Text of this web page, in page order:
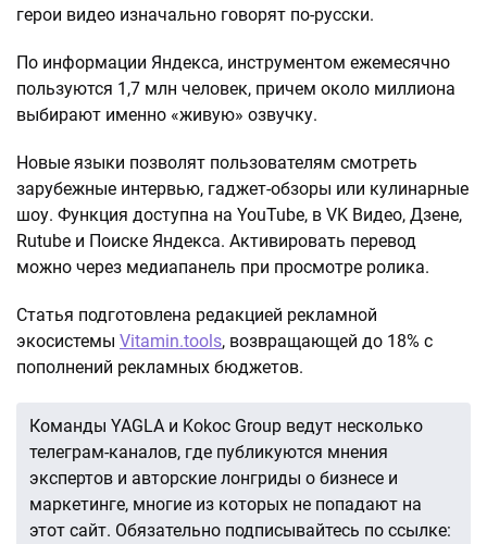
герои видео изначально говорят по-русски.
По информации Яндекса, инструментом ежемесячно
пользуются 1,7 млн человек, причем около миллиона
выбирают именно «живую» озвучку.
Новые языки позволят пользователям смотреть
зарубежные интервью, гаджет-обзоры или кулинарные
шоу. Функция доступна на YouTube, в VK Видео, Дзене,
Rutube и Поиске Яндекса. Активировать перевод
можно через медиапанель при просмотре ролика.
Статья подготовлена редакцией рекламной
экосистемы Vitamin.tools, возвращающей до 18% с
пополнений рекламных бюджетов.
Команды YAGLA и Kokoc Group ведут несколько
телеграм-каналов, где публикуются мнения
экспертов и авторские лонгриды о бизнесе и
маркетинге, многие из которых не попадают на
этот сайт. Обязательно подписывайтесь по ссылке: